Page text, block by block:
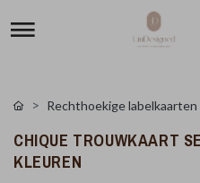
Rechthoekige labelkaarten
CHIQUE TROUWKAART
KLEUREN